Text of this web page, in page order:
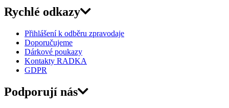
Rychlé odkazy
Přihlášení k odběru zpravodaje
Doporučujeme
Dárkové poukazy
Kontakty RADKA
GDPR
Podporují nás